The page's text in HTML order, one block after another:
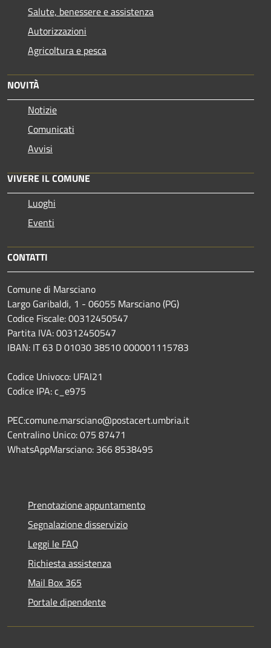
Salute, benessere e assistenza
Autorizzazioni
Agricoltura e pesca
NOVITÀ
Notizie
Comunicati
Avvisi
VIVERE IL COMUNE
Luoghi
Eventi
CONTATTI
Comune di Marsciano
Largo Garibaldi, 1 - 06055 Marsciano (PG)
Codice Fiscale: 00312450547
Partita IVA: 00312450547
IBAN: IT 63 D 01030 38510 000001115783
Codice Univoco: UFAI21
Codice IPA: c_e975
PEC:comune.marsciano@postacert.umbria.it
Centralino Unico: 075 87471
WhatsAppMarsciano: 366 8538495
Prenotazione appuntamento
Segnalazione disservizio
Leggi le FAQ
Richiesta assistenza
Mail Box 365
Portale dipendente